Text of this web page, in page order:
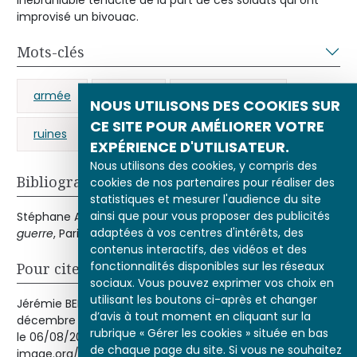
NOUS UTILISONS DES COOKIES SUR
CE SITE POUR AMÉLIORER VOTRE
EXPÉRIENCE D'UTILISATEUR.
Nous utilisons des cookies, y compris des
cookies de nos partenaires pour réaliser des
statistiques et mesurer l'audience du site
ainsi que pour vous proposer des publicités
adaptées à vos centres d'intérêts, des
contenus interactifs, des vidéos et des
fonctionnalités disponibles sur les réseaux
sociaux. Vous pouvez exprimer vos choix en
utilisant les boutons ci-après et changer
d’avis à tout moment en cliquant sur la
rubrique « Gérer les cookies » située en bas
de chaque page du site. Si vous ne souhaitez
improvisé un bivouac.
Mots-clés
armée
ruines
Bibliographie
Stéphane AUDOUIN-ROUZEAU,1870.La France dans la
guerre, Paris, A.Colin, 1989.
Pour citer cet article
Jérémie BENOÎT, « Bivouac après le combat du Bourget, 21
décembre 1870 », Histoire par l'image [en ligne], consulté
le 06/08/2026. URL : http://histoire-